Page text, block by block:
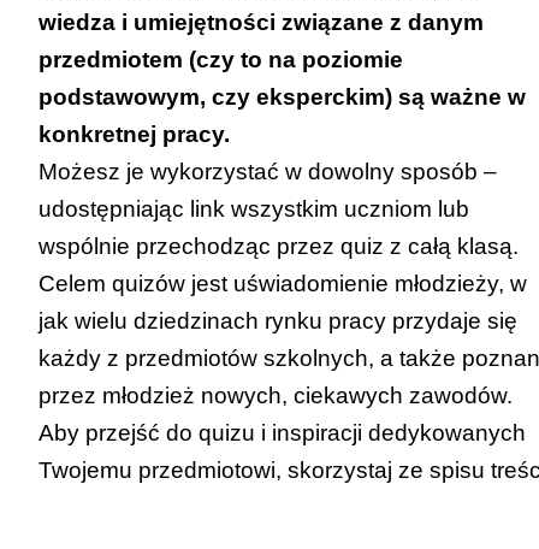
wiedza i umiejętności związane z danym
przedmiotem (czy to na poziomie
podstawowym, czy eksperckim) są ważne w
konkretnej pracy.
Możesz je wykorzystać w dowolny sposób –
udostępniając link wszystkim uczniom lub
wspólnie przechodząc przez quiz z całą klasą.
Celem quizów jest uświadomienie młodzieży, w
jak wielu dziedzinach rynku pracy przydaje się
każdy z przedmiotów szkolnych, a także
przez młodzież nowych, ciekawych zawodów.
Aby przejść do quizu i inspiracji dedykowanych
Twojemu przedmiotowi, skorzystaj ze spisu